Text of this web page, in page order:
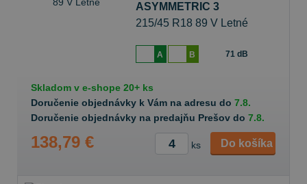
ASYMMETRIC 3
215/45 R18 89 V Letné
A B 71 dB
Skladom v e-shope 20+ ks
Doručenie objednávky k Vám na adresu do 7.8.
Doručenie objednávky na predajňu Prešov do 7.8.
138,79 € ks Do košíka